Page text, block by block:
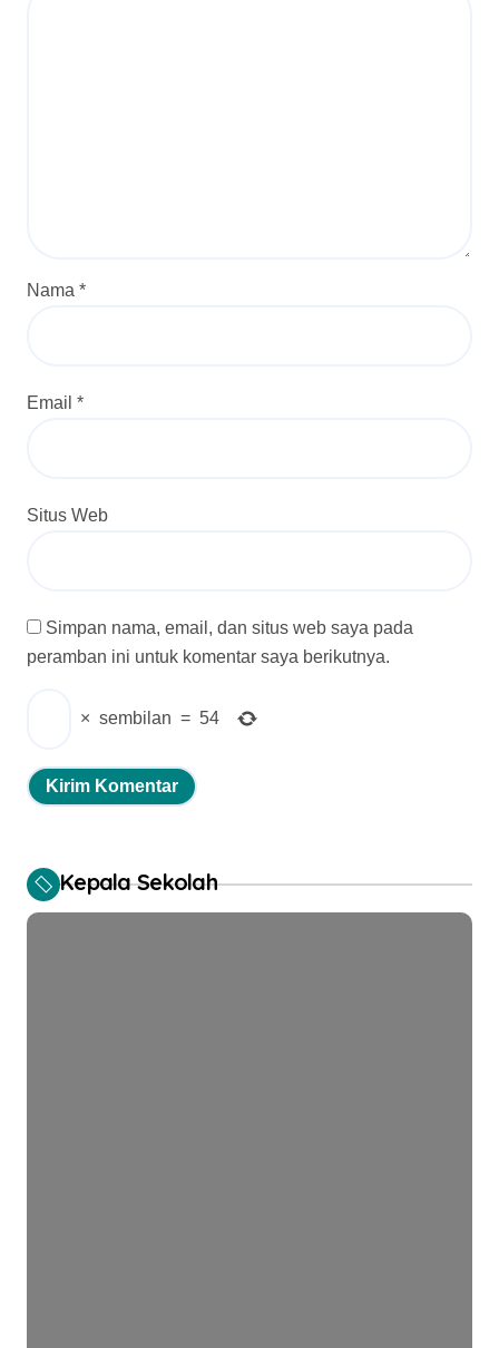
Nama *
Email *
Situs Web
Simpan nama, email, dan situs web saya pada
peramban ini untuk komentar saya berikutnya.
× sembilan = 54
Kepala Sekolah